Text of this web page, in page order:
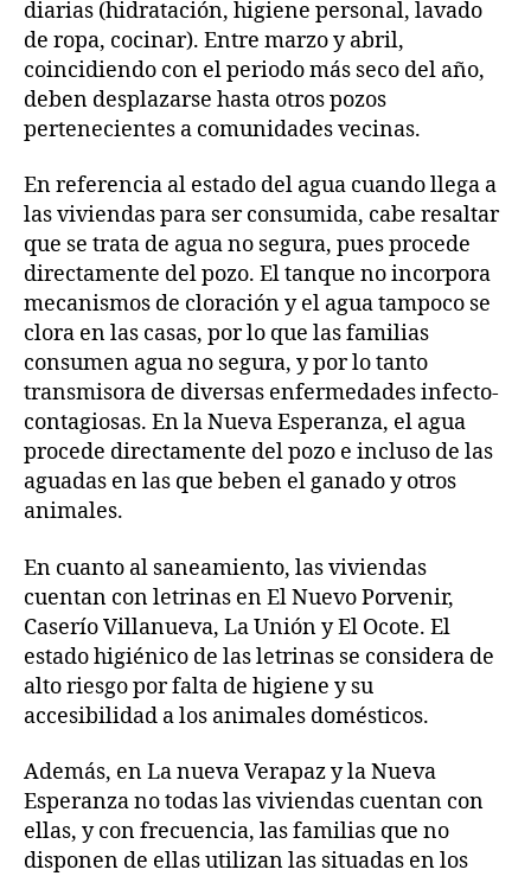
diarias (hidratación, higiene personal, lavado
de ropa, cocinar). Entre marzo y abril,
coincidiendo con el periodo más seco del año,
deben desplazarse hasta otros pozos
pertenecientes a comunidades vecinas.
En referencia al estado del agua cuando llega a
las viviendas para ser consumida, cabe resaltar
que se trata de agua no segura, pues procede
directamente del pozo. El tanque no incorpora
mecanismos de cloración y el agua tampoco se
clora en las casas, por lo que las familias
consumen agua no segura, y por lo tanto
transmisora de diversas enfermedades infecto-
contagiosas. En la Nueva Esperanza, el agua
procede directamente del pozo e incluso de las
aguadas en las que beben el ganado y otros
animales.
En cuanto al saneamiento, las viviendas
cuentan con letrinas en El Nuevo Porvenir,
Caserío Villanueva, La Unión y El Ocote. El
estado higiénico de las letrinas se considera de
alto riesgo por falta de higiene y su
accesibilidad a los animales domésticos.
Además, en La nueva Verapaz y la Nueva
Esperanza no todas las viviendas cuentan con
ellas, y con frecuencia, las familias que no
disponen de ellas utilizan las situadas en los